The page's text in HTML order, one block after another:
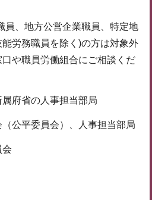
、地方公営企業職員、特定地
労務職員を除く)の方は対象外
や職員労働組合にご相談くだ
府省の人事担当部局
公平委員会）、人事担当部局
会